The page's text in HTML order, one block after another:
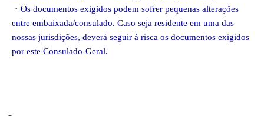
・ Os documentos exigidos podem sofrer pequenas alterações
entre embaixada/consulado. Caso seja residente em uma das
nossas jurisdições, deverá seguir à risca os documentos exigidos
por este Consulado-Geral.